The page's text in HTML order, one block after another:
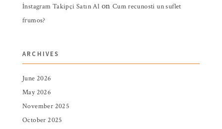
İnstagram Takipçi Satın Al on Cum recunosti un suflet
frumos?
ARCHIVES
June 2026
May 2026
November 2025
October 2025